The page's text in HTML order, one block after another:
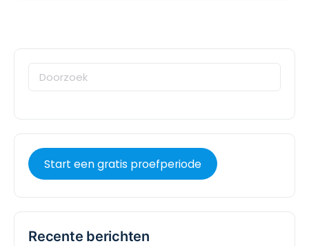
Start een gratis proefperiode
Recente berichten